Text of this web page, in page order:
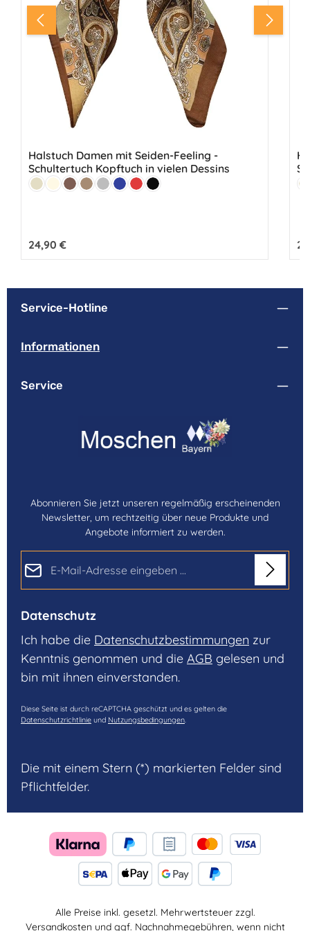
Halstuch Damen mit Seiden-Feeling -
Schultertuch Kopftuch in vielen Dessins
Farbe:
BeigeCremeBraunHellbraun
GrauMarineRot Schwarz
Regulärer Preis:
24,90 €
Service-Hotline
Informationen
Service
Abonnieren Sie jetzt unseren regelmäßig erscheinenden
Newsletter, um rechtzeitig über neue Produkte und
Angebote informiert zu werden.
Datenschutz
Ich habe die Datenschutzbestimmungen zur
Kenntnis genommen und die AGB gelesen und
bin mit ihnen einverstanden.
Diese Seite ist durch reCAPTCHA geschützt und es gelten die
Datenschutzrichtlinie und Nutzungsbedingungen.
Die mit einem Stern (*) markierten Felder sind
Pflichtfelder.
Alle Preise inkl. gesetzl. Mehrwertsteuer zzgl.
Versandkosten und ggf. Nachnahmegebühren, wenn nicht